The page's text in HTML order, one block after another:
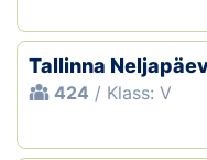
Kalender
Tallinna
424 / Klass: V